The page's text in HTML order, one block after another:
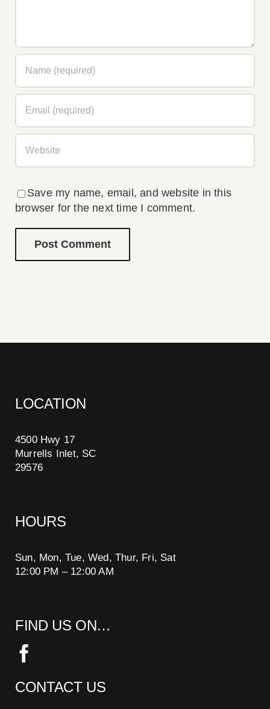
Save my name, email, and website in this
browser for the next time I comment.
LOCATION
4500 Hwy 17
Murrells Inlet, SC
29576
HOURS
Sun, Mon, Tue, Wed, Thur, Fri, Sat
12:00 PM – 12:00 AM
FIND US ON…
CONTACT US